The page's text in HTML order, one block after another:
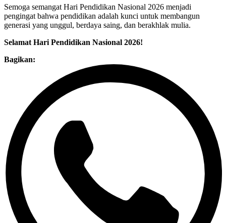
Semoga semangat Hari Pendidikan Nasional 2026 menjadi
pengingat bahwa pendidikan adalah kunci untuk membangun
generasi yang unggul, berdaya saing, dan berakhlak mulia.
Selamat Hari Pendidikan Nasional 2026!
Bagikan: